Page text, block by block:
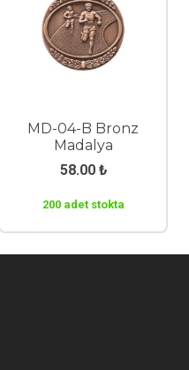
MD-04-B Bronz
Madalya
58.00 ₺
200 adet stokta